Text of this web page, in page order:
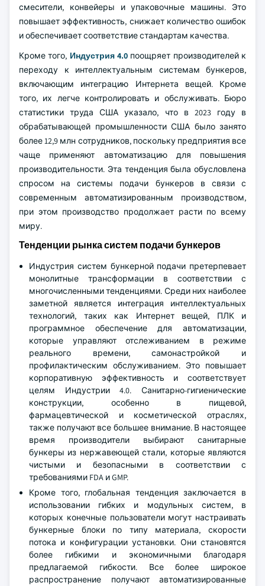
смесители, конвейеры и упаковочные машины. Это
повышает эффективность, снижает количество ошибок
и обеспечивает соответствие стандартам качества.
Кроме того, Индустрия 4.0 поощряет производителей к
переходу к интеллектуальным системам бункеров,
включающим интеграцию Интернета вещей. Кроме
того, их легче контролировать и обслуживать. Бюро
статистики труда США указало, что в 2023 году в
обрабатывающей промышленности США было занято
более 12,9 млн сотрудников, поскольку предприятия все
чаще применяют автоматизацию для повышения
производительности. Эта тенденция была обусловлена
спросом на системы подачи бункеров в связи с
современным автоматизированным производством,
при этом производство продолжает расти по всему
миру.
Тенденции рынка систем подачи бункеров
Индустрия систем бункерной подачи претерпевает
монолитные трансформации в соответствии с
многочисленными тенденциями. Среди них наиболее
заметной является интеграция интеллектуальных
технологий, таких как Интернет вещей, ПЛК и
программное обеспечение для автоматизации,
которые управляют отслеживанием в режиме
реального времени, самонастройкой и
профилактическим обслуживанием. Это повышает
корпоративную эффективность и соответствует
целям Индустрии 4.0. Санитарно-гигиенические
конструкции, особенно в пищевой,
фармацевтической и косметической отраслях,
также получают все большее внимание. В настоящее
время производители выбирают санитарные
бункеры из нержавеющей стали, которые являются
чистыми и безопасными в соответствии с
требованиями FDA и GMP.
Кроме того, глобальная тенденция заключается в
использовании гибких и модульных систем, в
которых конечные пользователи могут настраивать
бункерные блоки по типу материала, скорости
потока и конфигурации установки. Они становятся
более гибкими и экономичными благодаря
предлагаемой гибкости. Все более широкое
распространение получают автоматизированные